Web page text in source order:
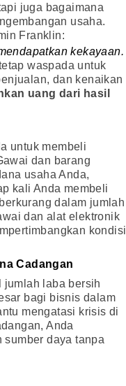
juga bagaimana
usaha.
Franklin:
kekayaan.
waspada untuk
dan kenaikan
uang dari hasil
untuk membeli
dan barang
usaha Anda,
kali Anda membeli
dalam jumlah
dan alat elektronik
kondisi
Cadangan
jumlah laba bersih
bagi bisnis dalam
mengatasi krisis di
Anda
daya tanpa